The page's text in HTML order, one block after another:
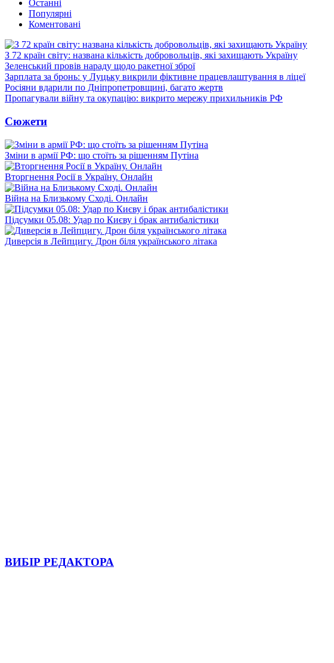
Останні
Популярні
Коментовані
З 72 країн світу: названа кількість добровольців, які захищають Україну
Зеленський провів нараду щодо ракетної зброї
Зарплата за бронь: у Луцьку викрили фіктивне працевлаштування в ліцеї
Росіяни вдарили по Дніпропетровщині, багато жертв
Пропагували війну та окупацію: викрито мережу прихильників РФ
Сюжети
Зміни в армії РФ: що стоїть за рішенням Путіна
Вторгнення Росії в Україну. Онлайн
Війна на Близькому Сході. Онлайн
Підсумки 05.08: Удар по Києву і брак антибалістики
Диверсія в Лейпцигу. Дрон біля українського літака
ВИБІР РЕДАКТОРА